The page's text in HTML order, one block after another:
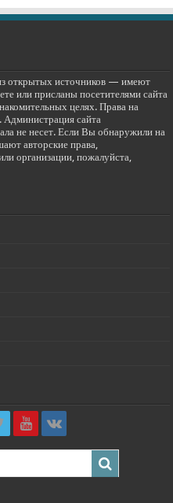
открытых источников — имеют
или присланы посетителями сайта
целях. Права на
Администрация сайта
не несет. Если Вы обнаружили на
авторские права,
организации, пожалуйста,